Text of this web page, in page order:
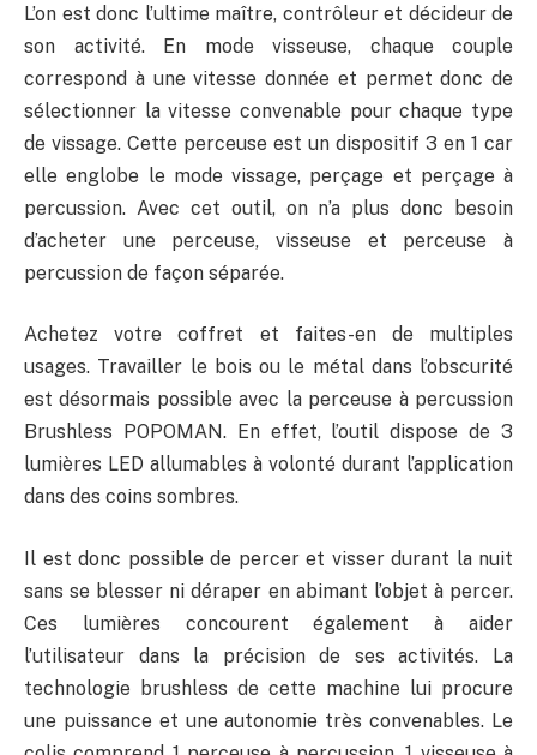
L’on est donc l’ultime maître, contrôleur et décideur de
son activité. En mode visseuse, chaque couple
correspond à une vitesse donnée et permet donc de
sélectionner la vitesse convenable pour chaque type
de vissage. Cette perceuse est un dispositif 3 en 1 car
elle englobe le mode vissage, perçage et perçage à
percussion. Avec cet outil, on n’a plus donc besoin
d’acheter une perceuse, visseuse et perceuse à
percussion de façon séparée.
Achetez votre coffret et faites-en de multiples
usages. Travailler le bois ou le métal dans l’obscurité
est désormais possible avec la perceuse à percussion
Brushless POPOMAN. En effet, l’outil dispose de 3
lumières LED allumables à volonté durant l’application
dans des coins sombres.
Il est donc possible de percer et visser durant la nuit
sans se blesser ni déraper en abimant l’objet à percer.
Ces lumières concourent également à aider
l’utilisateur dans la précision de ses activités. La
technologie brushless de cette machine lui procure
une puissance et une autonomie très convenables. Le